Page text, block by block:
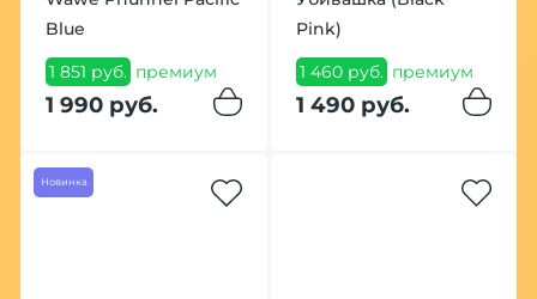
Blue
1 851 руб. премиум
1 990 руб.
Pink)
1 460 руб. премиум
1 490 руб.
Новинка